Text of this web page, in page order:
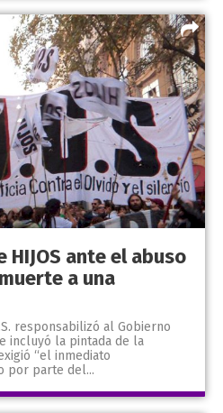
HIJOS ante el abuso
a una
responsabilizó al Gobierno
incluyó la pintada de la
“el inmediato
por parte del...